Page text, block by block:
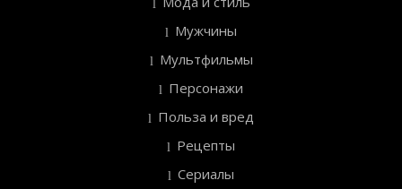
Мужчины
Мультфильмы
Персонажи
Польза и вред
Рецепты
Сериалы